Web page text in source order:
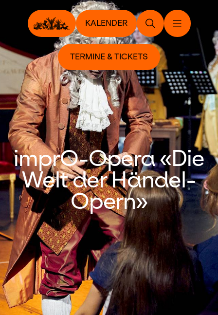
KALENDER
TERMINE & TICKETS
imprO-Opera «Die
Welt der Händel-
Opern»